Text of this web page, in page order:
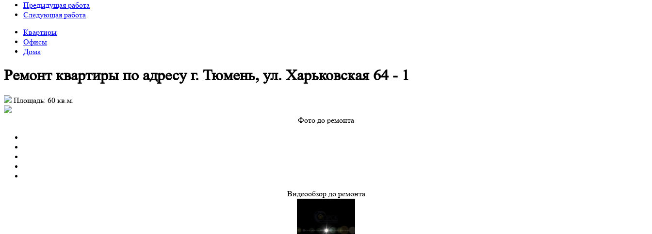
Предыдущая работа
Следующая работа
Квартиры
Офисы
Дома
Ремонт квартиры по адресу г. Тюмень, ул. Харьковская 64 - 1
Площадь: 60 кв.м.
Фото до ремонта
Видеообзор до ремонта